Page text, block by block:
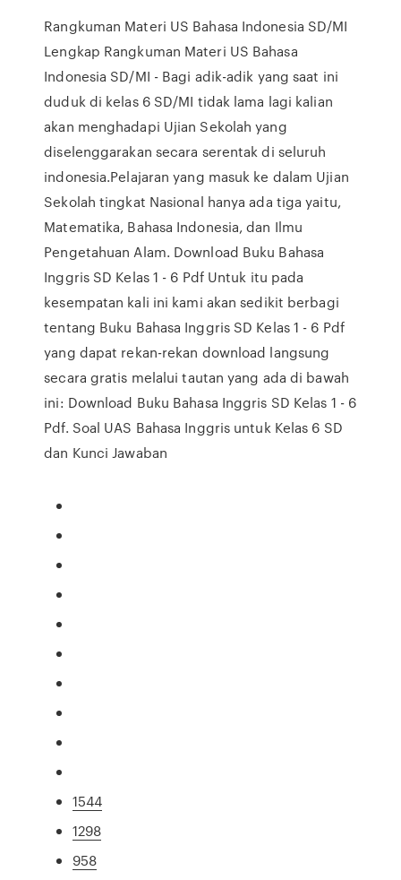
Rangkuman Materi US Bahasa Indonesia SD/MI
Lengkap Rangkuman Materi US Bahasa
Indonesia SD/MI - Bagi adik-adik yang saat ini
duduk di kelas 6 SD/MI tidak lama lagi kalian
akan menghadapi Ujian Sekolah yang
diselenggarakan secara serentak di seluruh
indonesia.Pelajaran yang masuk ke dalam Ujian
Sekolah tingkat Nasional hanya ada tiga yaitu,
Matematika, Bahasa Indonesia, dan Ilmu
Pengetahuan Alam. Download Buku Bahasa
Inggris SD Kelas 1 - 6 Pdf Untuk itu pada
kesempatan kali ini kami akan sedikit berbagi
tentang Buku Bahasa Inggris SD Kelas 1 - 6 Pdf
yang dapat rekan-rekan download langsung
secara gratis melalui tautan yang ada di bawah
ini: Download Buku Bahasa Inggris SD Kelas 1 - 6
Pdf. Soal UAS Bahasa Inggris untuk Kelas 6 SD
dan Kunci Jawaban
1544
1298
958